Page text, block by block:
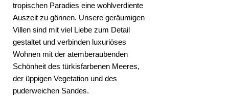
tropischen Paradies eine wohlverdiente
Auszeit zu gönnen. Unsere geräumigen
Villen sind mit viel Liebe zum Detail
gestaltet und verbinden luxuriöses
Wohnen mit der atemberaubenden
Schönheit des türkisfarbenen Meeres,
der üppigen Vegetation und des
puderweichen Sandes.